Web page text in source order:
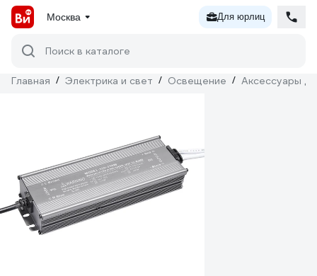
Москва Для юрлиц
Поиск в каталоге
Главная / Электрика и свет / Освещение / Аксессуары